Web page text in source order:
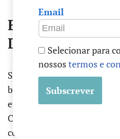
Encontre um
Diapasões de
Se ficou interessado e
benefícios dos Diapasões
encontrar um terapeuta
Certifique-se de escolher
conhecimento sobre essa
Email
Selecionar para
nossos termos e